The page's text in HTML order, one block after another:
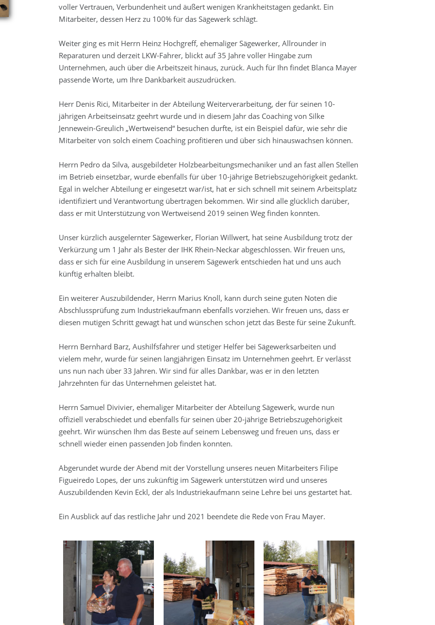
voller Vertrauen, Verbundenheit und äußert wenigen Krankheitstagen gedankt. Ein
Mitarbeiter, dessen Herz zu 100% für das Sägewerk schlägt.
Weiter ging es mit Herrn Heinz Hochgreff, ehemaliger Sägewerker, Allrounder in
Reparaturen und derzeit LKW-Fahrer, blickt auf 35 Jahre voller Hingabe zum
Unternehmen, auch über die Arbeitszeit hinaus, zurück. Auch für Ihn findet Blanca Mayer
passende Worte, um Ihre Dankbarkeit auszudrücken.
Herr Denis Rici, Mitarbeiter in der Abteilung Weiterverarbeitung, der für seinen 10-
jährigen Arbeitseinsatz geehrt wurde und in diesem Jahr das Coaching von Silke
Jennewein-Greulich „Wertweisend“ besuchen durfte, ist ein Beispiel dafür, wie sehr die
Mitarbeiter von solch einem Coaching profitieren und über sich hinauswachsen können.
Herrn Pedro da Silva, ausgebildeter Holzbearbeitungsmechaniker und an fast allen Stellen
im Betrieb einsetzbar, wurde ebenfalls für über 10-jährige Betriebszugehörigkeit gedankt.
Egal in welcher Abteilung er eingesetzt war/ist, hat er sich schnell mit seinem Arbeitsplatz
identifiziert und Verantwortung übertragen bekommen. Wir sind alle glücklich darüber,
dass er mit Unterstützung von Wertweisend 2019 seinen Weg finden konnten.
Unser kürzlich ausgelernter Sägewerker, Florian Willwert, hat seine Ausbildung trotz der
Verkürzung um 1 Jahr als Bester der IHK Rhein-Neckar abgeschlossen. Wir freuen uns,
dass er sich für eine Ausbildung in unserem Sägewerk entschieden hat und uns auch
künftig erhalten bleibt.
Ein weiterer Auszubildender, Herrn Marius Knoll, kann durch seine guten Noten die
Abschlussprüfung zum Industriekaufmann ebenfalls vorziehen. Wir freuen uns, dass er
diesen mutigen Schritt gewagt hat und wünschen schon jetzt das Beste für seine Zukunft.
Herrn Bernhard Barz, Aushilfsfahrer und stetiger Helfer bei Sägewerksarbeiten und
vielem mehr, wurde für seinen langjährigen Einsatz im Unternehmen geehrt. Er verlässt
uns nun nach über 33 Jahren. Wir sind für alles Dankbar, was er in den letzten
Jahrzehnten für das Unternehmen geleistet hat.
Herrn Samuel Divivier, ehemaliger Mitarbeiter der Abteilung Sägewerk, wurde nun
offiziell verabschiedet und ebenfalls für seinen über 20-jährige Betriebszugehörigkeit
geehrt. Wir wünschen Ihm das Beste auf seinem Lebensweg und freuen uns, dass er
schnell wieder einen passenden Job finden konnten.
Abgerundet wurde der Abend mit der Vorstellung unseres neuen Mitarbeiters Filipe
Figueiredo Lopes, der uns zukünftig im Sägewerk unterstützen wird und unseres
Auszubildenden Kevin Eckl, der als Industriekaufmann seine Lehre bei uns gestartet hat.
Ein Ausblick auf das restliche Jahr und 2021 beendete die Rede von Frau Mayer.